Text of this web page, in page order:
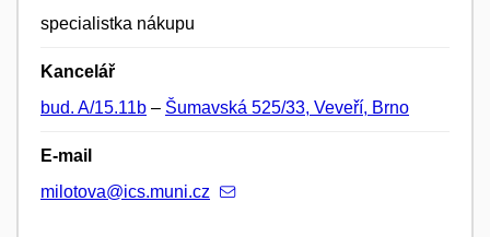
specialistka nákupu
Kancelář
bud. A/15.11b – Šumavská 525/33, Veveří, Brno
E-mail
milotova@ics.muni.cz